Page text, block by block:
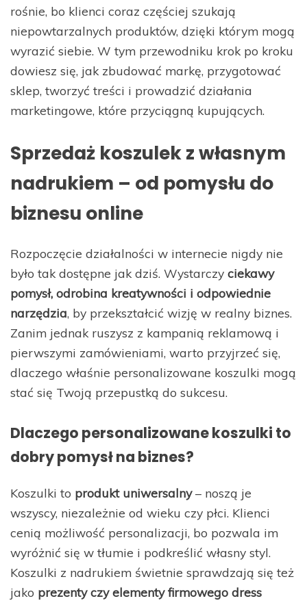
rośnie, bo klienci coraz częściej szukają
niepowtarzalnych produktów, dzięki którym mogą
wyrazić siebie. W tym przewodniku krok po kroku
dowiesz się, jak zbudować markę, przygotować
sklep, tworzyć treści i prowadzić działania
marketingowe, które przyciągną kupujących.
Sprzedaż koszulek z własnym
nadrukiem – od pomysłu do
biznesu online
Rozpoczęcie działalności w internecie nigdy nie
było tak dostępne jak dziś. Wystarczy ciekawy
pomysł, odrobina kreatywności i odpowiednie
narzędzia, by przekształcić wizję w realny biznes.
Zanim jednak ruszysz z kampanią reklamową i
pierwszymi zamówieniami, warto przyjrzeć się,
dlaczego właśnie personalizowane koszulki mogą
stać się Twoją przepustką do sukcesu.
Dlaczego personalizowane koszulki to
dobry pomysł na biznes?
Koszulki to produkt uniwersalny– noszą je
wszyscy, niezależnie od wieku czy płci. Klienci
cenią możliwość personalizacji, bo pozwala im
wyróżnić się w tłumie i podkreślić własny styl.
Koszulki z nadrukiem świetnie sprawdzają się też
jako prezenty czy elementy firmowego dress